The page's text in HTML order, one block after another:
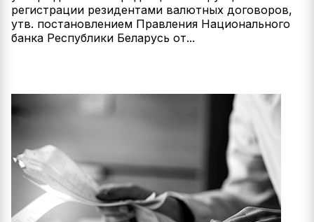
регистрации резидентами валютных договоров,
утв. постановлением Правления Национального
банка Республики Беларусь от...